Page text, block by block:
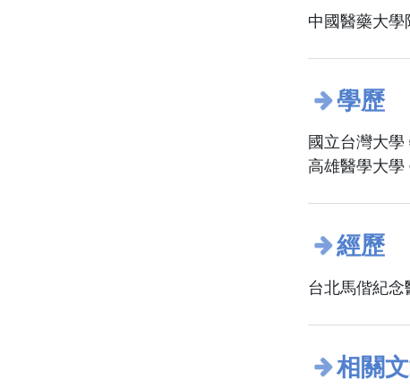
中國醫藥大
學歷
國立台灣大
高雄醫學大
經歷
台北馬偕紀
相關